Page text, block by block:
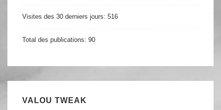
Visites des 30 derniers jours: 516
Total des publications: 90
VALOU TWEAK